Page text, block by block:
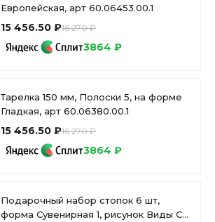
Европейская, арт 60.06453.00.1
15 456.50 ₽16 270 ₽
3864 ₽
Тарелка 150 мм, Полоски 5, на форме
Гладкая, арт 60.06380.00.1
15 456.50 ₽16 270 ₽
3864 ₽
Подарочный набор стопок 6 шт,
форма Сувенирная 1, рисунок Виды С-